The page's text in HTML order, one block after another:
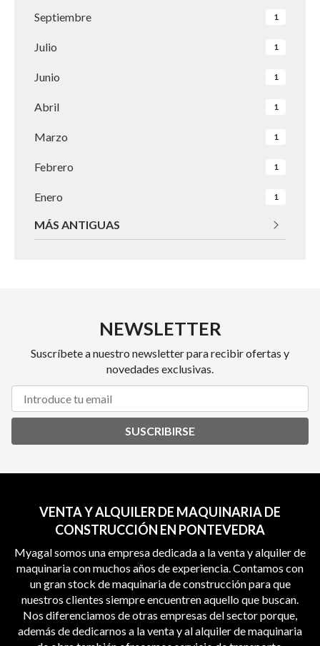
Septiembre 1
Julio 1
Junio 1
Abril 1
Marzo 1
Febrero 1
Enero 1
MÁS ANTIGUAS
NEWSLETTER
Suscríbete a nuestro newsletter para recibir ofertas y
novedades exclusivas.
SUSCRIBIRSE
VENTA Y ALQUILER DE MAQUINARIA DE
CONSTRUCCIÓN EN PONTEVEDRA
Myagal somos una empresa dedicada a la venta y alquiler de
maquinaria con muchos años de experiencia. Contamos con
un gran stock de maquinaria de construcción para que
nuestros clientes siempre encuentren aquello que buscan.
Nos diferenciamos de otras empresas del sector porque,
además de dedicarnos a la venta y al alquiler de maquinaria